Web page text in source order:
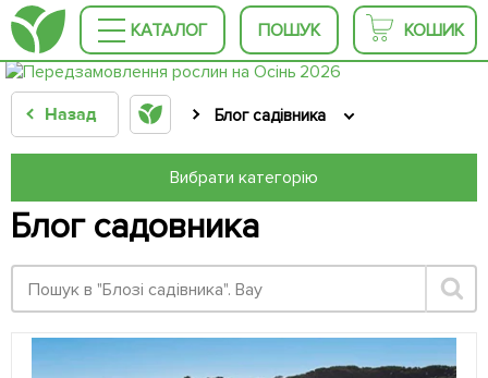
КАТАЛОГ ПОШУК КОШИК
Назад Блог садівника
Вибрати категорію
Блог садовника